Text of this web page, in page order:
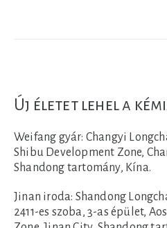
Új életet lehel a
Weifang gyár: Changyi
Shibu Development Zone,
Shandong tartomány, Kína.
Jinan iroda: Shandong
2411-es szoba, 3-as épület,